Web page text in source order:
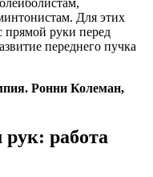
Для этих
прямой руки перед
переднего пучка
Ронни Колеман,
работа